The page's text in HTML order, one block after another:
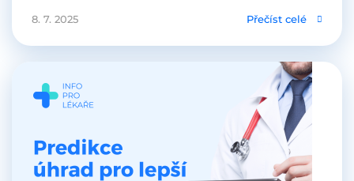
8. 7. 2025 Přečíst celé